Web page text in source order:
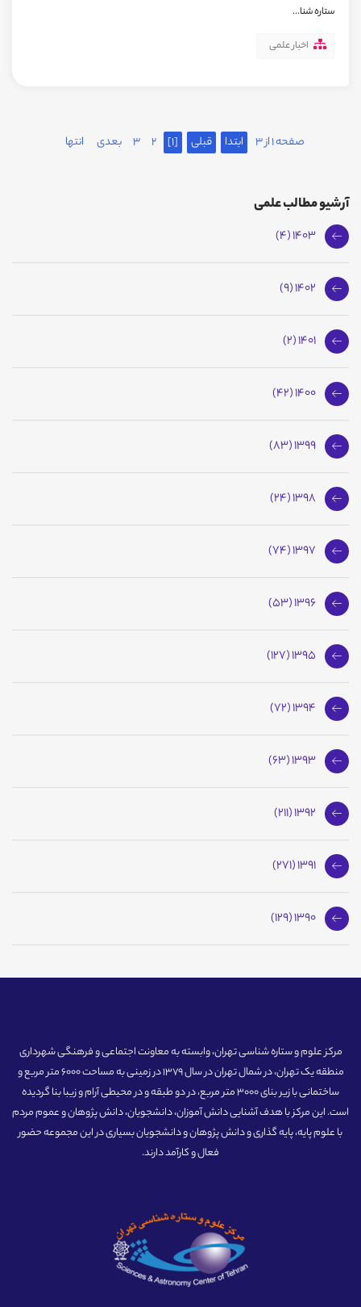
ستاره شنا...
اخبار علمی
صفحه 1 از 3 ابتدا قبلی [1]
2
3 بعدی انتها
آرشیو مطالب علمی
1403 (4)
1402 (9)
1401 (2)
1400 (42)
1399 (83)
1398 (24)
1397 (74)
1396 (53)
1395 (127)
1394 (72)
1393 (63)
1392 (211)
1391 (271)
1390 (129)
مرکز علوم و ستاره شناسی تهران، وابسته به معاونت اجتماعی و فرهنگی شهرداری
منطقه یک تهران، در شمال تهران در سال 1379 در زمینی به مساحت 6000 متر مربع و
ساختمانی با زیر بنای 3000 متر مربع، در دو طبقه و در محیطی آرام و زیبا بنا گردیده
است. این مرکز با هدف آشنایی دانش آموزان، دانشجویان، دانش پژوهان و عموم مردم
با علوم پایه، پایه گذاری و دانش پژوهان و دانشجویان بسیاری در این مجموعه حضور
فعال و کارآمد دارند.